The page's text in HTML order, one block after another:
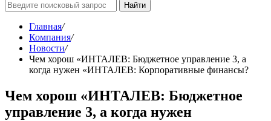
Найти
Главная/
Компания/
Новости/
Чем хорош «ИНТАЛЕВ: Бюджетное управление 3, а
когда нужен «ИНТАЛЕВ: Корпоративные финансы?
Чем хорош «ИНТАЛЕВ: Бюджетное
управление 3, а когда нужен